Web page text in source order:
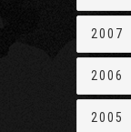
2007
2006
2005